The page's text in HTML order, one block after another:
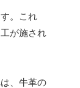
。これ
が施され
、牛革の